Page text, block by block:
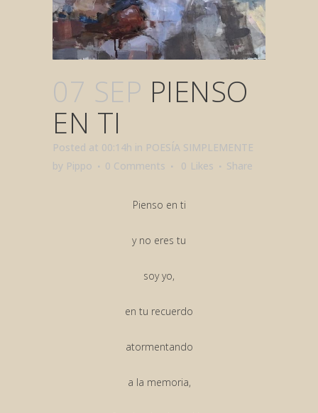
07 SEP PIENSO
EN TI
Posted at 00:14h in POESÍA SIMPLEMENTE
by Pippo 0 Comments 0 Likes Share
Pienso en ti
y no eres tu
soy yo,
en tu recuerdo
atormentando
a la memoria,